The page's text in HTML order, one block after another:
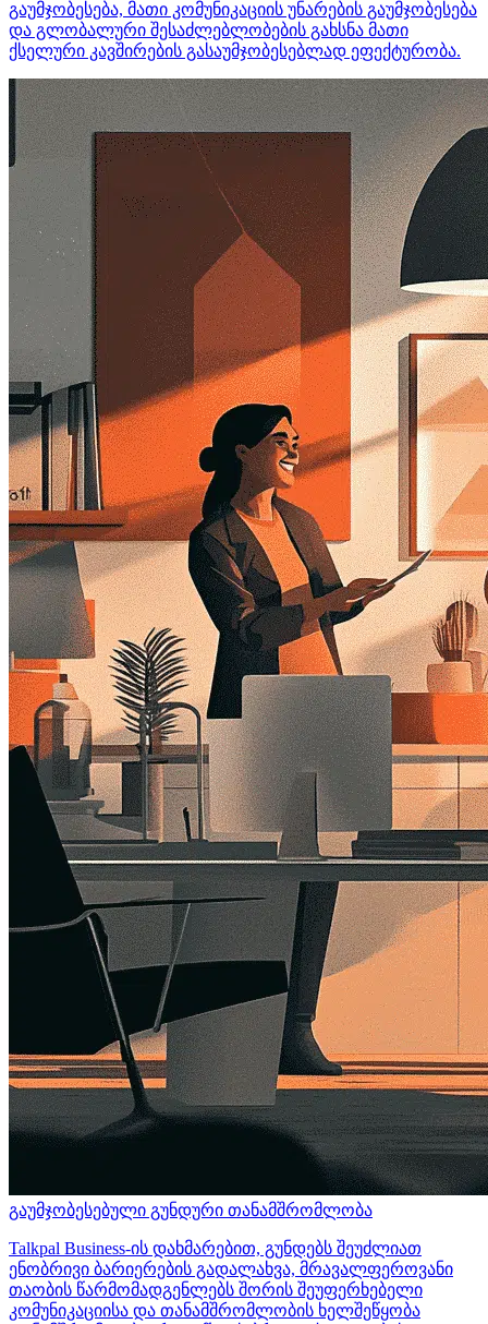
გაუმჯობესება, მათი კომუნიკაციის უნარების გაუმჯობესება
და გლობალური შესაძლებლობების გახსნა მათი
ქსელური კავშირების გასაუმჯობესებლად ეფექტურობა.
გაუმჯობესებული გუნდური თანამშრომლობა
Talkpal Business-ის დახმარებით, გუნდებს შეუძლიათ
ენობრივი ბარიერების გადალახვა, მრავალფეროვანი
თაობის წარმომადგენლებს შორის შეუფერხებელი
კომუნიკაციისა და თანამშრომლობის ხელშეწყობა